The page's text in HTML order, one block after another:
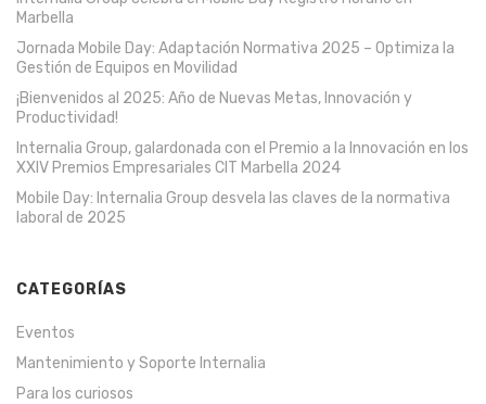
Marbella
Jornada Mobile Day: Adaptación Normativa 2025 – Optimiza la
Gestión de Equipos en Movilidad
¡Bienvenidos al 2025: Año de Nuevas Metas, Innovación y
Productividad!
Internalia Group, galardonada con el Premio a la Innovación en los
XXIV Premios Empresariales CIT Marbella 2024
Mobile Day: Internalia Group desvela las claves de la normativa
laboral de 2025
CATEGORÍAS
Eventos
Mantenimiento y Soporte Internalia
Para los curiosos